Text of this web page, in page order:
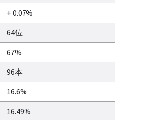
+ 0.07%
64位
67%
96本
16.6%
16.49%